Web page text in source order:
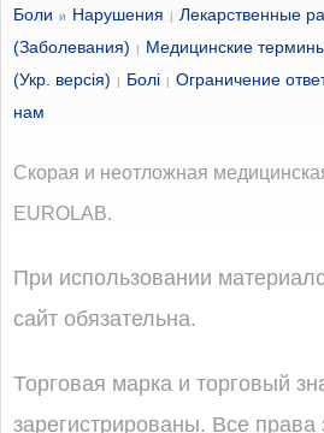
Боли и Нарушения | Лекарственные
(Заболевания)
| Медицинские
(Укр. версія)
| Болі | Ограничение
нам
Скорая и неотложная
EUROLAB.
При использовании
сайт обязательна.
Торговая марка и торговый
зарегистрированы. Все